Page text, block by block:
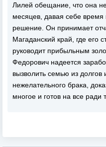
Лилей обещание, что она
месяцев, давая себе время
решение. Он принимает
Магаданский край, где его
руководит прибыльным
Федорович надеется
вызволить семью из долгов
нежелательного брака,
многое и готов на все ради